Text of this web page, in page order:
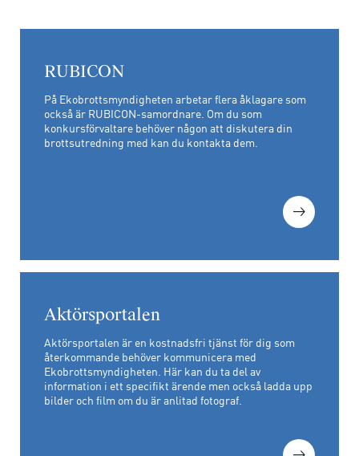
RUBICON
På Ekobrottsmyndigheten arbetar flera åklagare som
också är RUBICON-samordnare. Om du som
konkursförvaltare behöver någon att diskutera din
brottsutredning med kan du kontakta dem.
Aktörsportalen
Aktörsportalen är en kostnadsfri tjänst för dig som
återkommande behöver kommunicera med
Ekobrottsmyndigheten. Här kan du ta del av
information i ett specifikt ärende men också ladda upp
bilder och film om du är anlitad fotograf.